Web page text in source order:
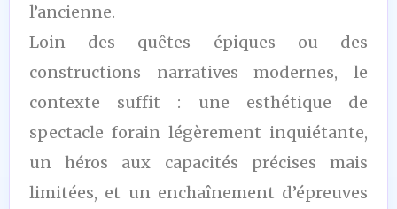
l’ancienne.
Loin des quêtes épiques ou des
constructions narratives modernes, le
contexte suffit : une esthétique de
spectacle forain légèrement inquiétante,
un héros aux capacités précises mais
limitées, et un enchaînement d’épreuves